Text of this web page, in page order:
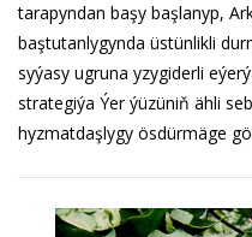
tarapyndan başy başlanyp,
baştutanlygynda üstünlikli
syýasy ugruna yzygiderli
strategiýa Ýer ýüzüniň ähli
hyzmatdaşlygy ösdürmäge